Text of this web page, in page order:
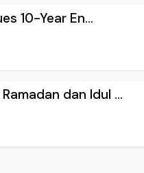
10-Year En...
dan Idul ...